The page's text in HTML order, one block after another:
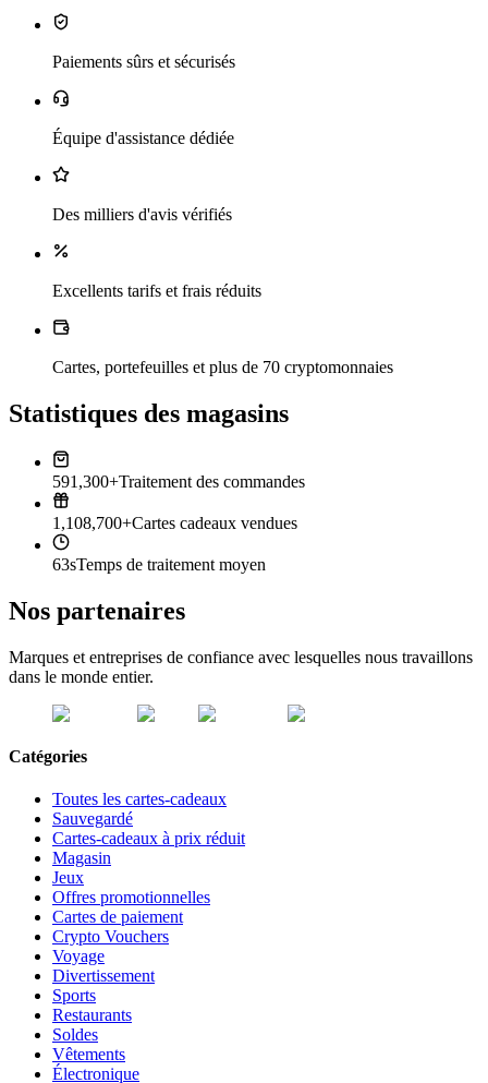
Paiements sûrs et sécurisés
Équipe d'assistance dédiée
Des milliers d'avis vérifiés
Excellents tarifs et frais réduits
Cartes, portefeuilles et plus de 70 cryptomonnaies
Statistiques des magasins
591,300+Traitement des commandes
1,108,700+Cartes cadeaux vendues
63sTemps de traitement moyen
Nos partenaires
Marques et entreprises de confiance avec lesquelles nous travaillons
dans le monde entier.
Catégories
Toutes les cartes-cadeaux
Sauvegardé
Cartes-cadeaux à prix réduit
Magasin
Jeux
Offres promotionnelles
Cartes de paiement
Crypto Vouchers
Voyage
Divertissement
Sports
Restaurants
Soldes
Vêtements
Électronique